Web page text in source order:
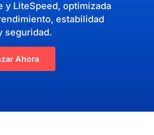
y LiteSpeed, optimizada
estabilidad
seguridad.
Ahora